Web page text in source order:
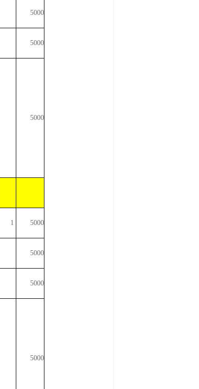
5000
5000
5000
1 5000
5000
5000
5000